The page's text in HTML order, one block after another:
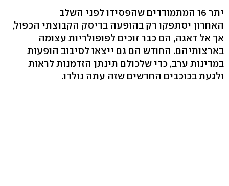
יתר 16 המתמודדים שהפסידו לפני השלב
האחרון יסתפקו רק בהופעה בדיסק הקבוצתי הכפול,
אך אל דאגה, הם כבר זוכים לפופולריות עצומה
בארצותיהם. החודש הם גם ייצאו לסיבוב הופעות
במדינות ערב, כדי שלכולם תינתן הזדמנות לראות
ולגעת בכוכבים החדשים שזה עתה נולדו.